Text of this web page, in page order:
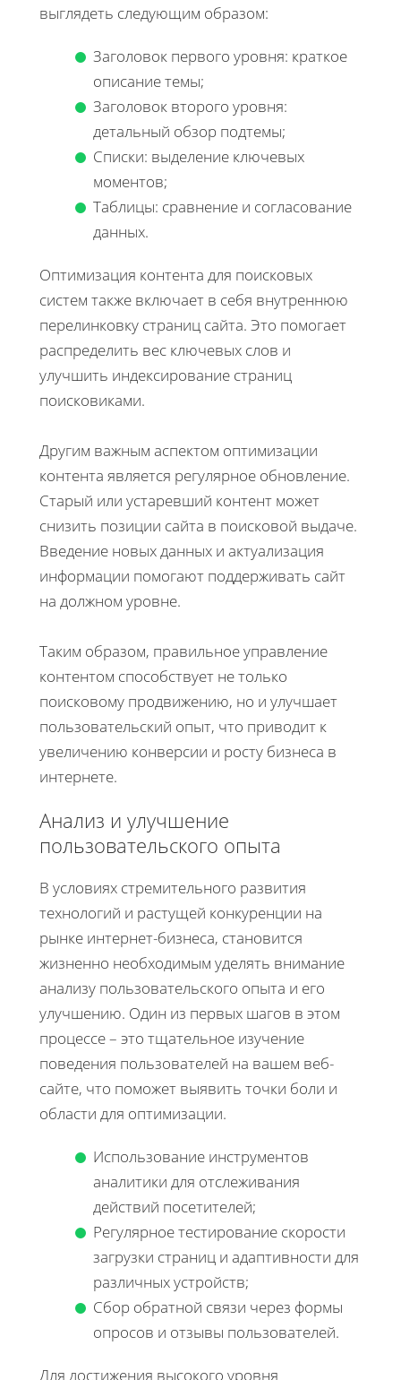
выглядеть следующим образом:
Заголовок первого уровня: краткое
описание темы;
Заголовок второго уровня:
детальный обзор подтемы;
Списки: выделение ключевых
моментов;
Таблицы: сравнение и согласование
данных.
Оптимизация контента для поисковых
систем также включает в себя внутреннюю
перелинковку страниц сайта. Это помогает
распределить вес ключевых слов и
улучшить индексирование страниц
поисковиками.
Другим важным аспектом оптимизации
контента является регулярное обновление.
Старый или устаревший контент может
снизить позиции сайта в поисковой выдаче.
Введение новых данных и актуализация
информации помогают поддерживать сайт
на должном уровне.
Таким образом, правильное управление
контентом способствует не только
поисковому продвижению, но и улучшает
пользовательский опыт, что приводит к
увеличению конверсии и росту бизнеса в
интернете.
Анализ и улучшение
пользовательского опыта
В условиях стремительного развития
технологий и растущей конкуренции на
рынке интернет-бизнеса, становится
жизненно необходимым уделять внимание
анализу пользовательского опыта и его
улучшению. Один из первых шагов в этом
процессе – это тщательное изучение
поведения пользователей на вашем веб-
сайте, что поможет выявить точки боли и
области для оптимизации.
Использование инструментов
аналитики для отслеживания
действий посетителей;
Регулярное тестирование скорости
загрузки страниц и адаптивности для
различных устройств;
Сбор обратной связи через формы
опросов и отзывы пользователей.
Для достижения высокого уровня